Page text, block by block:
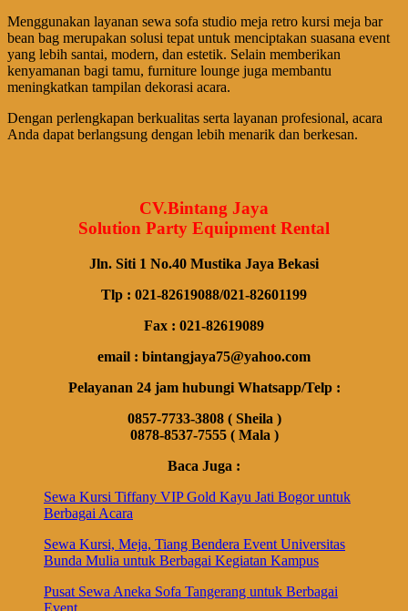
Menggunakan layanan sewa sofa studio meja retro kursi meja bar
bean bag merupakan solusi tepat untuk menciptakan suasana event
yang lebih santai, modern, dan estetik. Selain memberikan
kenyamanan bagi tamu, furniture lounge juga membantu
meningkatkan tampilan dekorasi acara.
Dengan perlengkapan berkualitas serta layanan profesional, acara
Anda dapat berlangsung dengan lebih menarik dan berkesan.
CV.Bintang Jaya
Solution Party Equipment Rental
Jln. Siti 1 No.40 Mustika Jaya Bekasi
Tlp : 021-82619088/021-82601199
Fax : 021-82619089
email : bintangjaya75@yahoo.com
Pelayanan 24 jam hubungi Whatsapp/Telp :
0857-7733-3808 ( Sheila )
0878-8537-7555 ( Mala )
Baca Juga :
Sewa Kursi Tiffany VIP Gold Kayu Jati Bogor untuk
Berbagai Acara
Sewa Kursi, Meja, Tiang Bendera Event Universitas
Bunda Mulia untuk Berbagai Kegiatan Kampus
Pusat Sewa Aneka Sofa Tangerang untuk Berbagai
Event